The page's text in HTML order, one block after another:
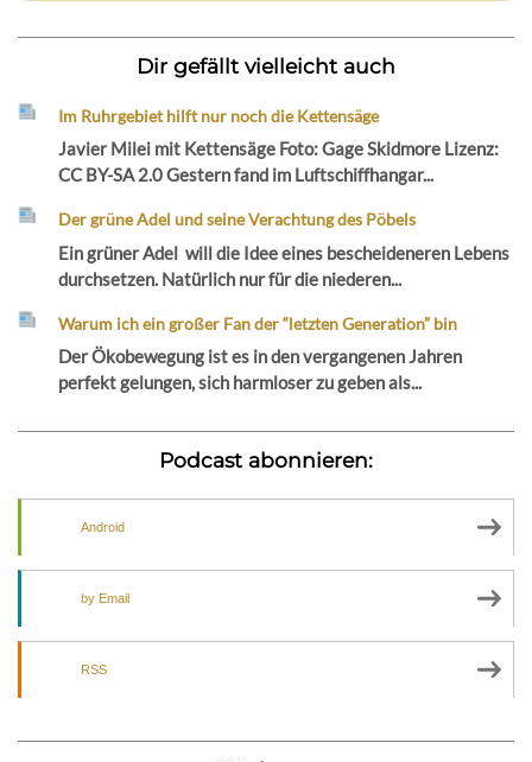
Dir gefällt vielleicht auch
Im Ruhrgebiet hilft nur noch die Kettensäge
Javier Milei mit Kettensäge Foto: Gage Skidmore Lizenz:
CC BY-SA 2.0 Gestern fand im Luftschiffhangar...
Der grüne Adel und seine Verachtung des Pöbels
Ein grüner Adel will die Idee eines bescheideneren Lebens
durchsetzen. Natürlich nur für die niederen...
Warum ich ein großer Fan der “letzten Generation” bin
Der Ökobewegung ist es in den vergangenen Jahren
perfekt gelungen, sich harmloser zu geben als...
Podcast abonnieren:
Android
by Email
RSS